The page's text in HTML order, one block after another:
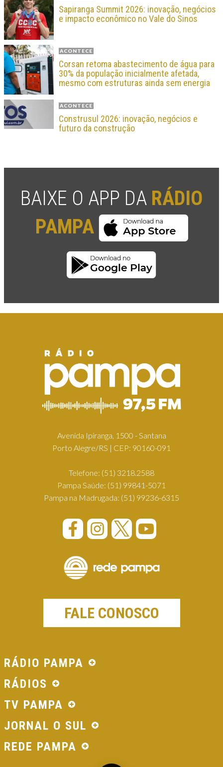
Sapiranga Summit 2026: inovação, negócios
e impacto econômico no Vale do Sinos
ACONTECE
Corsan retoma abastecimento de água para
30% da população inicialmente afetada,
mesmo com estruturas ainda sem energia
ACONTECE
Construsul 2026: inovação, negócios e
futuro da construção
BAIXE O APP DA RÁDIO
PAMPA
Avenida Ipiranga, 1500 - Santana
Porto Alegre/RS | CEP: 90160-091
Telefone: (51) 3218.2588
Pampa Saúde: (51) 99841-5071
Pampa na Madrugada: (51) 99236-6315
FALE CONOSCO
RÁDIO PAMPA
RÁDIOS
TV PAMPA
JORNAL O SUL
REDE PAMPA